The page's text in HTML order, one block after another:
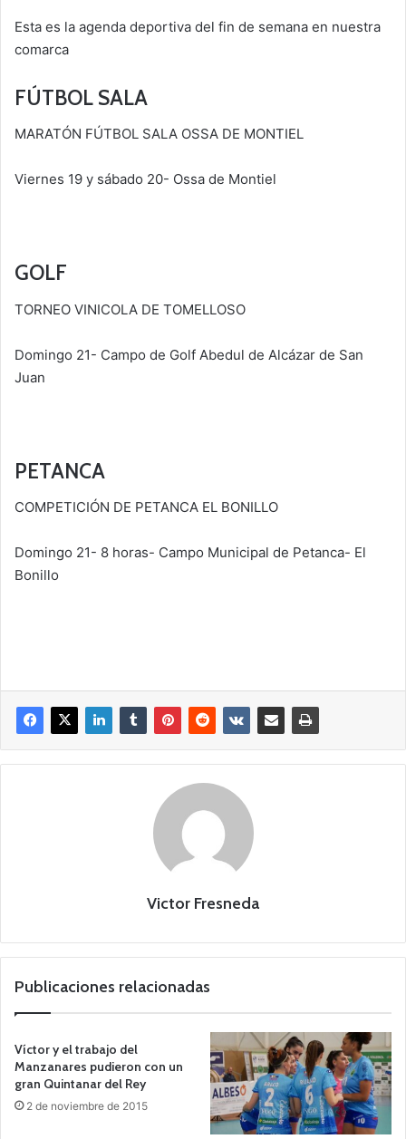
Esta es la agenda deportiva del fin de semana en nuestra
comarca
FÚTBOL SALA
MARATÓN FÚTBOL SALA OSSA DE MONTIEL
Viernes 19 y sábado 20- Ossa de Montiel
GOLF
TORNEO VINICOLA DE TOMELLOSO
Domingo 21- Campo de Golf Abedul de Alcázar de San
Juan
PETANCA
COMPETICIÓN DE PETANCA EL BONILLO
Domingo 21- 8 horas- Campo Municipal de Petanca- El
Bonillo
Victor Fresneda
Publicaciones relacionadas
Víctor y el trabajo del
Manzanares pudieron con un
gran Quintanar del Rey
2 de noviembre de 2015